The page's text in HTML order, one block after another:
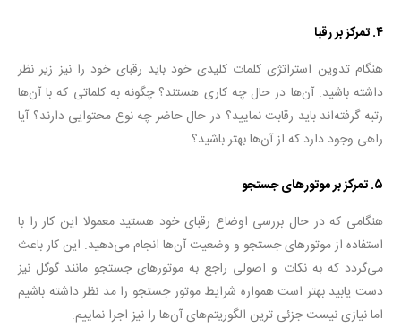
۴. تمرکز بر رقبا
هنگام تدوین استراتژی کلمات کلیدی خود باید رقبای خود را نیز زیر نظر
داشته باشید. آن‌ها در حال چه کاری هستند؟ چگونه به کلماتی که با آن‌ها
رتبه گرفته‌اند باید رقابت نمایید؟ در حال حاضر چه نوع محتوایی دارند؟ آیا
راهی وجود دارد که از آن‌ها بهتر باشید؟
۵. تمرکز بر موتورهای جستجو
هنگامی که در حال بررسی اوضاع رقبای خود هستید معمولا این کار را با
استفاده از موتورهای جستجو و وضعیت آن‌ها انجام می‌دهید. این کار باعث
می‌گردد که به نکات و اصولی راجع به موتورهای جستجو مانند گوگل نیز
دست یابید بهتر است همواره شرایط موتور جستجو را مد نظر داشته باشیم
اما نیازی نیست جزئی ترین الگوریتم‌های آن‌ها را نیز اجرا نماییم.